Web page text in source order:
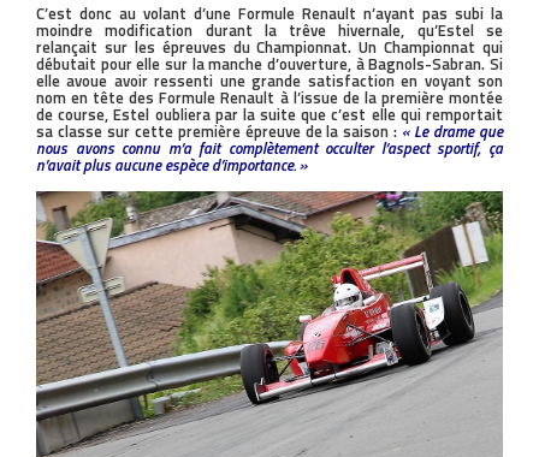
C’est donc au volant d’une Formule Renault n’ayant pas subi la
moindre modification durant la trêve hivernale, qu’Estel se
relançait sur les épreuves du Championnat. Un Championnat qui
débutait pour elle sur la manche d’ouverture, à Bagnols-Sabran. Si
elle avoue avoir ressenti une grande satisfaction en voyant son
nom en tête des Formule Renault à l’issue de la première montée
de course, Estel oubliera par la suite que c’est elle qui remportait
sa classe sur cette première épreuve de la saison : « Le drame que
nous avons connu m’a fait complètement occulter l’aspect sportif, ça
n’avait plus aucune espèce d’importance. »